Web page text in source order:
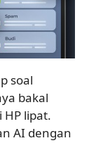
soal
bakal
lipat.
AI dengan